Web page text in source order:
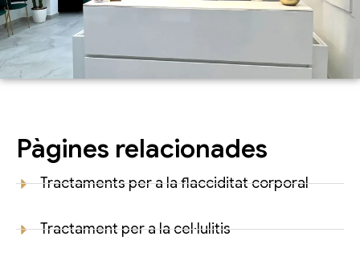
Pàgines relacionades
Tractaments per a la flacciditat corporal
Tractament per a la cel·lulitis